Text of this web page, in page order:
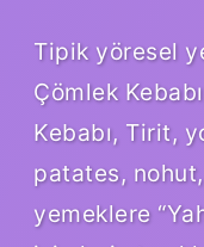
Tipik yöresel
Çömlek
Kebabı, Tirit,
patates,
yemeklere